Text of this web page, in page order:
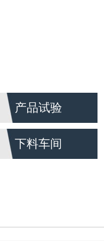
产品试验
下料车间